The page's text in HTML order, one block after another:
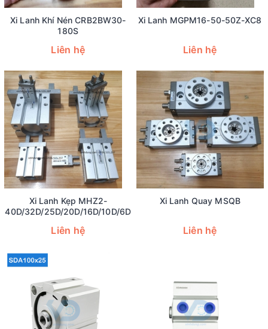
Xi Lanh Khí Nén CRB2BW30-
180S
Liên hệ
Xi Lanh MGPM16-50-50Z-XC8
Liên hệ
Xi Lanh Kẹp MHZ2-
40D/32D/25D/20D/16D/10D/6D
Liên hệ
Xi Lanh Quay MSQB
Liên hệ